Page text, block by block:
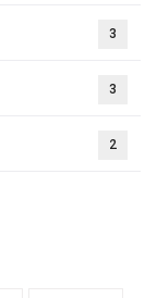
3
3
2